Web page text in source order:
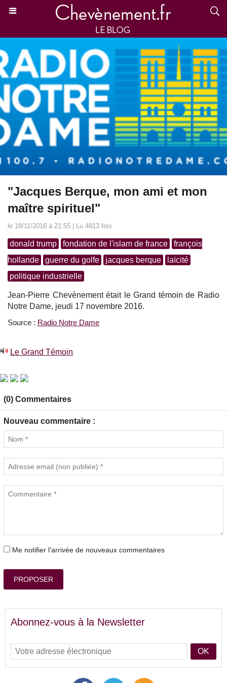
"Jacques Berque, mon ami et mon
maître spirituel"
le 18/11/2016 à 21:55 | Lu 4813 fois
donald trump fondation de l'islam de france
françois
hollande
guerre du golfe jacques berque
laïcité
politique industrielle
Jean-Pierre Chevènement était le Grand témoin de Radio
Notre Dame, jeudi 17 novembre 2016.
Source : Radio Notre Dame
Le Grand Témoin
(0) Commentaires
Nouveau commentaire :
Me notifier l'arrivée de nouveaux commentaires
PROPOSER
Abonnez-vous à la Newsletter
OK